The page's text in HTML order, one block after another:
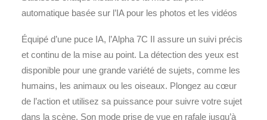
automatique basée sur l’IA pour les photos et les vidéos
Équipé d’une puce IA, l’Alpha 7C II assure un suivi précis
et continu de la mise au point. La détection des yeux est
disponible pour une grande variété de sujets, comme les
humains, les animaux ou les oiseaux. Plongez au cœur
de l’action et utilisez sa puissance pour suivre votre sujet
dans la scène. Son mode prise de vue en rafale jusqu’à